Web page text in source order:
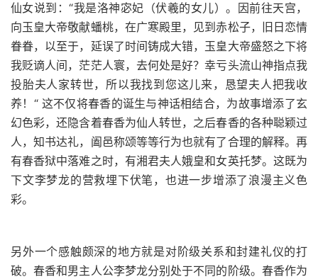
仙女说到：“我是洛神宓妃（伏羲的女儿）。因前往天宫，
向玉皇大帝敬献蟠桃，在广寒殿里，见到赤松子，旧日恋情
眷眷，以至于，延误了时间铸成大错，玉皇大帝盛怒之下将
我贬谪人间，茫茫人寰，去何处是好？幸亏头流山神指点我
投胎夫人家转世，所以我找到您这儿来，恳望夫人把我收
养！“ 这不仅将春香的诞生与神话相结合，为故事增添了玄
幻色彩，还隐含着春香为仙人转世，之后春香的各种聪颖过
人，知书达礼，阖邑称颂等等行为也就有了合理的解释。再
有春香狱中落难之时，有湘君夫人娥皇和女英托梦。这既为
下文李梦龙的营救埋下伏笔，也进一步增添了浪漫主义色
彩。
另外一个感触颇深的地方就是对阶级关系和封建礼仪的打
破。春香和男主人公李梦龙分别处于不同的阶级。春香作为